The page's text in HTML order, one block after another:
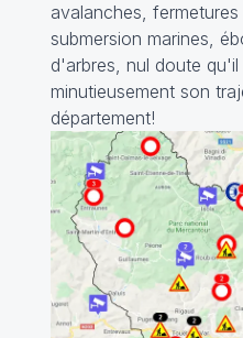
avalanches,
submersion marines,
d'arbres, nul doute
minutieusement son
département!